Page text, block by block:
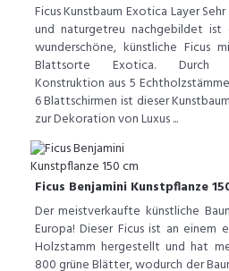
Ficus Kunstbaum Exotica Layer
und naturgetreu nachgebildet ist
wunderschöne, künstliche Ficus
Blattsorte Exotica. Durch
Konstruktion aus 5
6 Blattschirmen ist dieser
zur Dekoration von Luxus ...
Ficus Benjamini Kunstpflanze
Der meistverkaufte künstliche
Europa! Dieser Ficus ist an einem
Holzstamm hergestellt und hat
800 grüne Blätter, wodurch der